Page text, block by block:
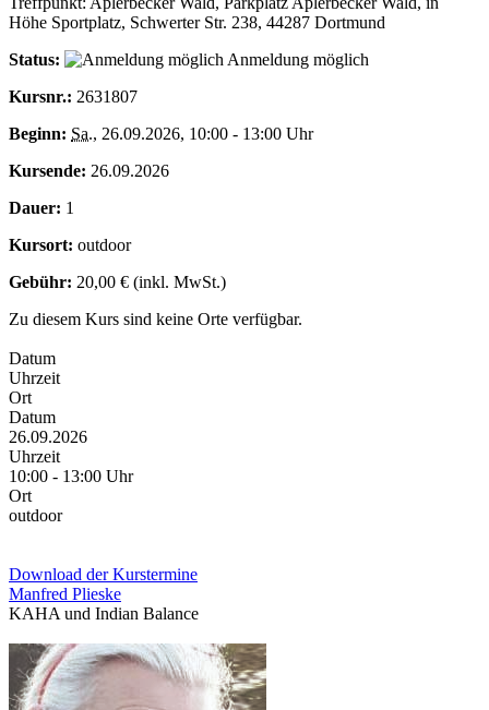
Höhe Sportplatz, Schwerter Str. 238, 44287 Dortmund
Status:
Anmeldung möglich
Kursnr.: 2631807
Beginn: Sa., 26.09.2026, 10:00 - 13:00 Uhr
Kursende: 26.09.2026
Dauer: 1
Kursort: outdoor
Gebühr: 20,00 € (inkl. MwSt.)
Zu diesem Kurs sind keine Orte verfügbar.
Datum
Uhrzeit
Ort
Datum
26.09.2026
Uhrzeit
10:00 - 13:00 Uhr
Ort
outdoor
Download der Kurstermine
Manfred Plieske
KAHA und Indian Balance